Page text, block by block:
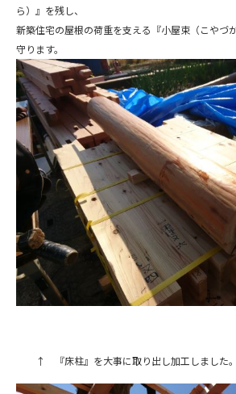
ら）』を残し、
新築住宅の屋根の荷重を支える『小屋束（こやづ
守ります。
↑ 『床柱』を大事に取り出し加工しました。